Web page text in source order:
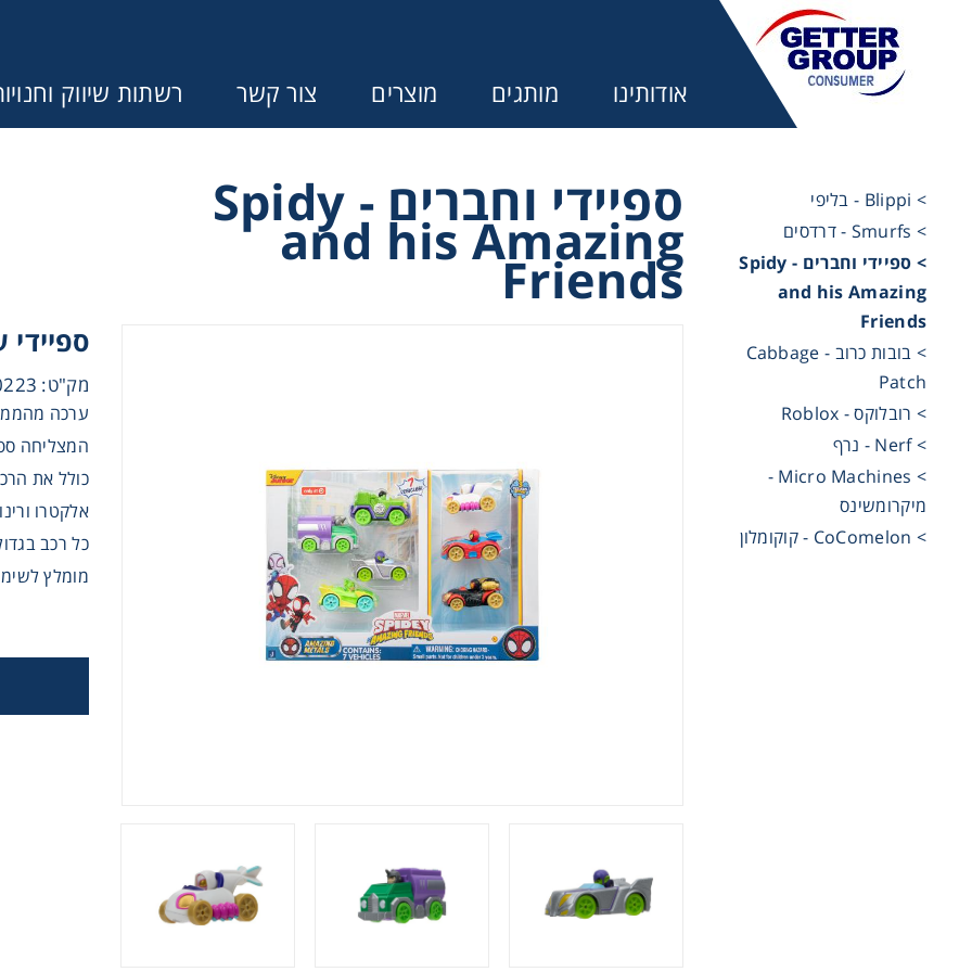
אודותינו מותגים מוצרים צור קשר רשתות שיווק
> Blippi - בליפי
> Smurfs - דרדסים
> ספיידי וחברים - Spidy
and his Amazing
Friends
> בובות כרוב - Cabbage
Patch
> רובלוקס - Roblox
> Nerf - נרף
> Micro Machines -
מיקרומשינס
> CoComelon - קוקומלון
ספיידי וחברים - Spidy
and his Amazing
Friends
מק"ט: JSPSNF0223
המצליחה
כולל את
אלקטרו ורינו
כל רכב בגדול 3 אינץ’ ומגיע עם דמות מובנית בתוכו וגלגלים
מומלץ לשימוש
Contact form not found.
מעונין לקבל הצעת מחיר או מידע
משחקים להתפתחות תינוקות
מכוניות משחק
משחקי קופסא